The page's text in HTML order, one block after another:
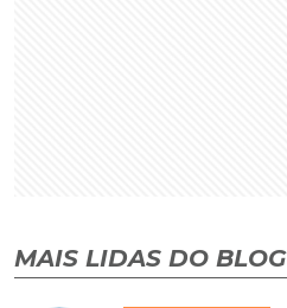
MAIS LIDAS DO BLOG